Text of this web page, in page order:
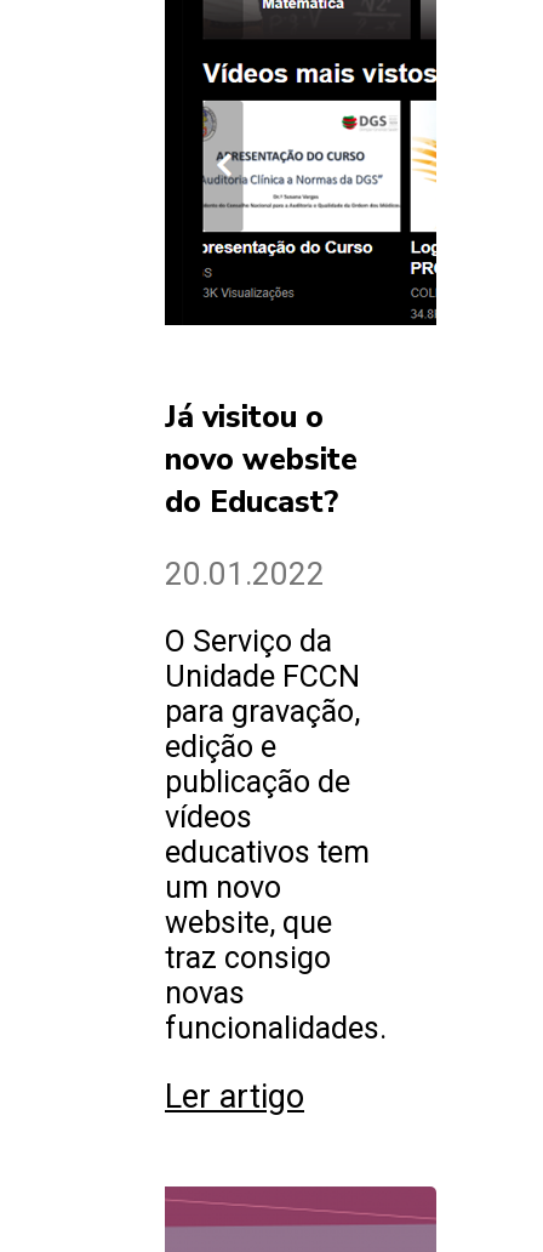
Já visitou o
novo website
do Educast?
20.01.2022
O Serviço da
Unidade FCCN
para gravação,
edição e
publicação de
vídeos
educativos tem
um novo
website, que
traz consigo
novas
funcionalidades.
Ler artigo